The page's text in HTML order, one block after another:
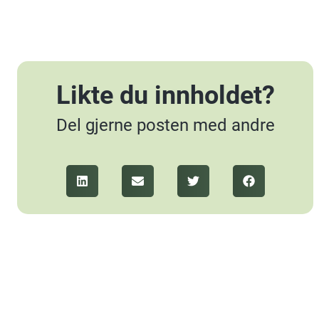
Likte du innholdet?
Del gjerne posten med andre